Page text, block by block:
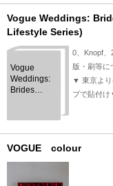
Vogue Weddings:
Lifestyle Series)
Vogue
Weddings:
Brides
(Vogue
Lifestyle
Series)
0、Knopf、
版・刷等に
▼ 東京よ
プで貼付
VOGUE colour